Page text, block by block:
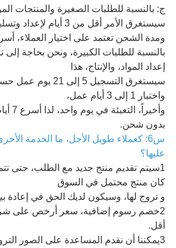
ج: بالنسبة للطلبات الصغيرة والمنتجات
سيستغرق الأمر أقل من 3 أيام لإعداد وتسليمها
ومدة الشحن تعتمد على اختيار العملاء، أسرع 7 أيام وأطول
بالنسبة للطلبات الكبيرة، ونحن بحاجة
إعداد المواد، والإنتاج، هذا
سيستغرق التسجيل 5
واختبار 1 إلى 3 أيام عمل،
بدون شحن.
س6: كعملاء طويل الأجل، ما الخدمة
عليها؟
1سيتم تقديم منتج جديد مع الطلب، حتى
كان منتج محتمل في السوق
و تروج لها، وسيكون لديك الحق في إعادة
2خصم رسوم إضافية، سعر أرخص على
أقل.
3يمكننا أن نقدم المساعدة على الصور